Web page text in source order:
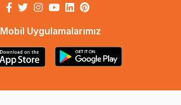
Mobil Uygulamalarımız